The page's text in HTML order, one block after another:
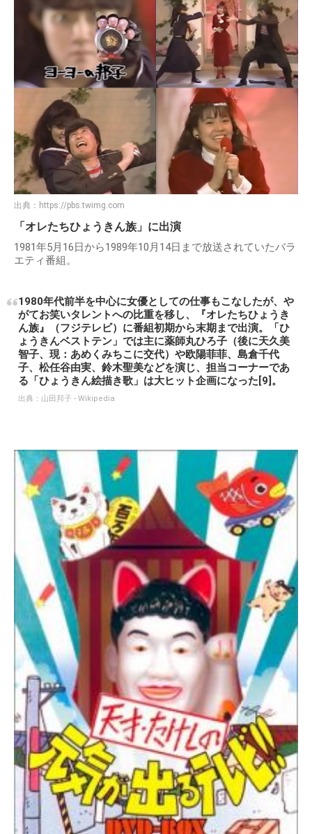
出典： https://pbs.twimg.com
「オレたちひょうきん族」に出演
1981年5月16日から1989年10月14日まで放送されていたバラ
エティ番組。
1980年代前半を中心に女優としての仕事もこなしたが、や
がてお笑いタレントへの比重を移し、『オレたちひょうき
ん族』（フジテレビ）に番組初期から末期まで出演。「ひ
ょうきんベストテン」では主に薬師丸ひろ子（後に天久美
智子、現：あめくみちこに交代）や欧陽菲菲、島倉千代
子、松任谷由実、鈴木聖美などを演じ、担当コーナーであ
る「ひょうきん絵描き歌」は大ヒット企画になった[9]。
出典： 山田邦子 - Wikipedia